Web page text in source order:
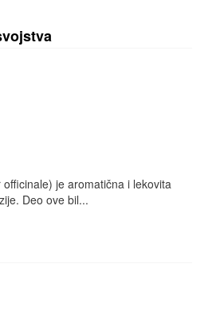
je aromatična i lekovita
Deo ove bil...